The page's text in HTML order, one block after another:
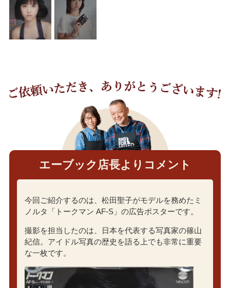
エーブック店長よりコメント
今回ご紹介するのは、松田聖子がモデルを務めたミ
ノルタ「トークマン AF-S」の広告ポスターです。
撮影を担当したのは、日本を代表する写真家の篠山
紀信。アイドル写真の歴史を語る上でも非常に重要
な一枚です。